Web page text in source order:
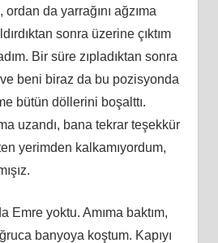
da yarrağını ağzıma
sonra üzerine çıktım
Bir süre zıpladıktan sonra
beni biraz da bu pozisyonda
bütün döllerini boşalttı.
uzandı, bana tekrar teşekkür
yerimden kalkamıyordum,
Emre yoktu. Amıma baktım,
banyoya koştum. Kapıyı